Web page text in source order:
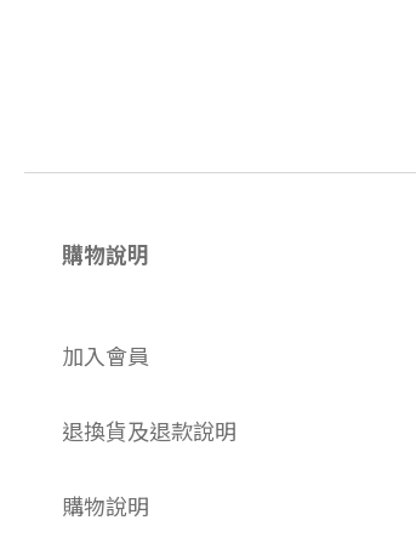
購物說明
加入會員
退換貨及退款說明
購物說明